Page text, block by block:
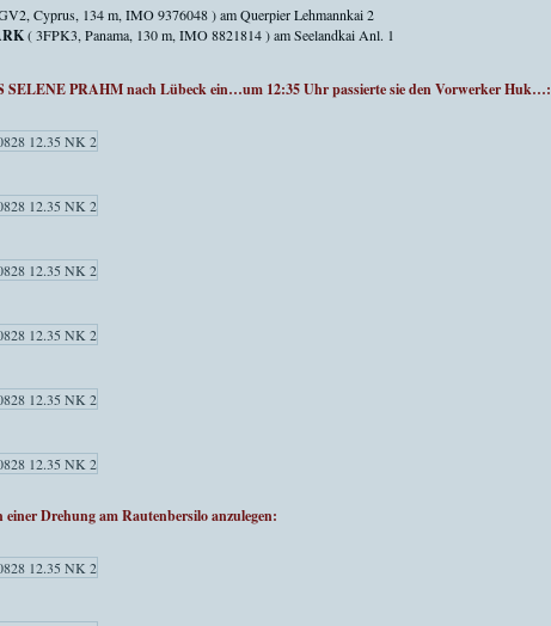
Cyprus, 134 m, IMO 9376048 ) am Querpier Lehmannkai 2
( 3FPK3, Panama, 130 m, IMO 8821814 ) am Seelandkai Anl. 1
SELENE PRAHM nach Lübeck ein…um 12:35 Uhr passierte sie den Vorwerker Huk…:
Drehung am Rautenbersilo anzulegen: